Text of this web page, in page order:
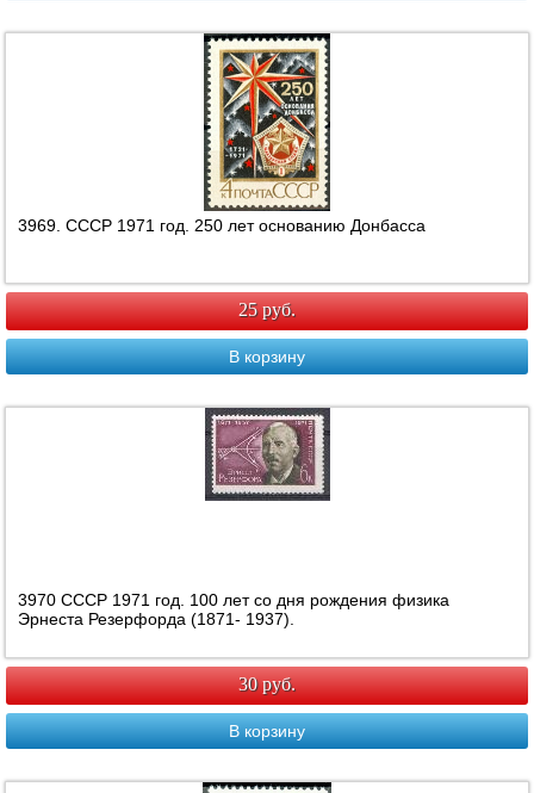
3969. СССР 1971 год. 250 лет основанию Донбасса
25 руб.
В корзину
3970 СССР 1971 год. 100 лет со дня рождения физика
Эрнеста Резерфорда (1871- 1937).
30 руб.
В корзину